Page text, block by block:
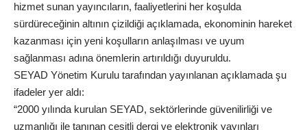
hizmet sunan yayıncıların, faaliyetlerini her koşulda
sürdüreceğinin altının çizildiği açıklamada, ekonominin hareket
kazanması için yeni koşulların anlaşılması ve uyum
sağlanması adına önemlerin artırıldığı duyuruldu.
SEYAD Yönetim Kurulu tarafından yayınlanan açıklamada şu
ifadeler yer aldı:
“2000 yılında kurulan SEYAD, sektörlerinde güvenilirliği ve
uzmanlığı ile tanınan çeşitli dergi ve elektronik yayınları